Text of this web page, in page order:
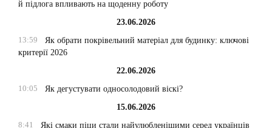
й підлога впливають на щоденну роботу
23.06.2026
13:59
Як обрати покрівельний матеріал для будинку: ключові
критерії 2026
22.06.2026
10:05
Як дегустувати односолодовий віскі?
15.06.2026
8:41
Які смаки піци стали найулюбленішими серед українців